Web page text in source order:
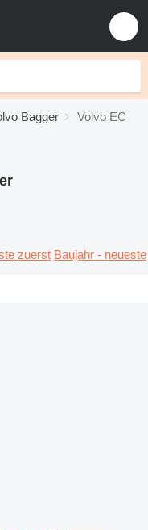
Bagger Volvo EC
zuerst Baujahr - neueste